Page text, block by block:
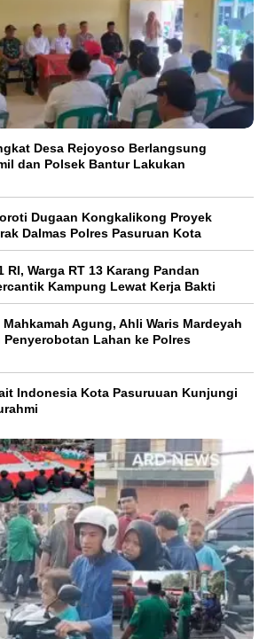
Desa Rejoyoso Berlangsung
dan Polsek Bantur Lakukan
Dugaan Kongkalikong Proyek
Dalmas Polres Pasuruan Kota
RI, Warga RT 13 Karang Pandan
Kampung Lewat Kerja Bakti
Agung, Ahli Waris Mardeyah
Penyerobotan Lahan ke Polres
Indonesia Kota Pasuruuan Kunjungi